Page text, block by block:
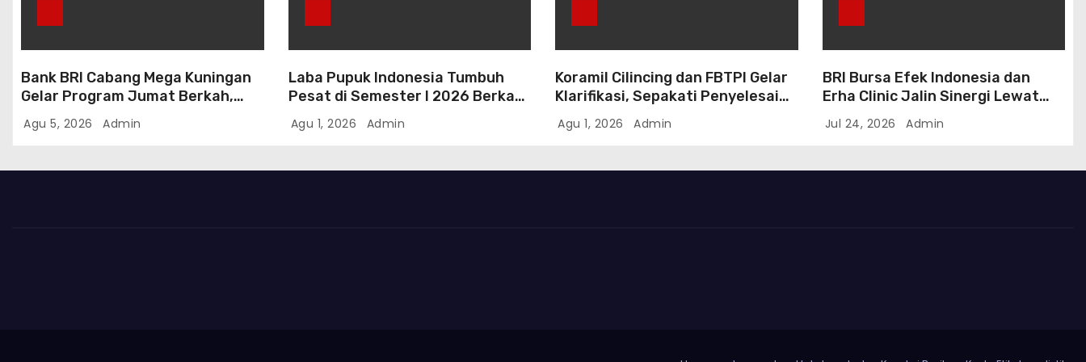
Bank BRI Cabang Mega Kuningan
Gelar Program Jumat Berkah,
Perkuat Komitmen untuk Saling
Berbagai Kepada Masyarakat
Agu 5, 2026 Admin
Laba Pupuk Indonesia Tumbuh
Pesat di Semester I 2026 Berkah
Transformasi Danantara
Agu 1, 2026 Admin
Koramil Cilincing dan FBTPI Gelar
Klarifikasi, Sepakati Penyelesaian
Persoalan Melalui Dialog
Agu 1, 2026 Admin
BRI Bursa Efek Indonesia dan
Erha Clinic Jalin Sinergi Lewat
Program Marketing Kolaborasi
Jul 24, 2026 Admin